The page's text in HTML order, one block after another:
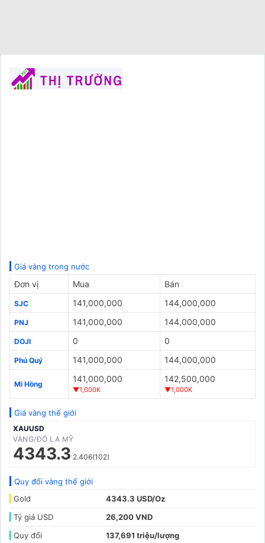
Giá vàng trong nước
Đơn vị Mua Bán
SJC 141,000,000 144,000,000
PNJ 141,000,000 144,000,000
DOJI 0 0
Phú Quý 141,000,000 144,000,000
Mi Hồng
141,000,000
▼1,000K
142,500,000
▼1,000K
Giá vàng thế giới
XAUUSD
VÀNG/ĐÔ LA MỸ
4343.3 2.406(102)
Quy đổi vàng thế giới
Gold
4343.3 USD/Oz
Tỷ giá USD
26,200 VND
Quy đổi
137,691 triệu/lượng